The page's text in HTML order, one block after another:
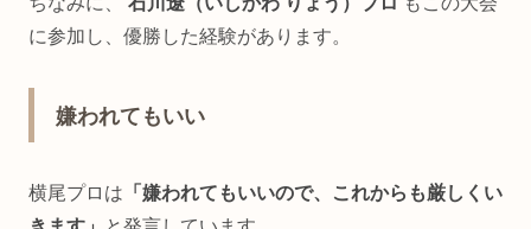
に参加し、優勝した経験があります。
嫌われてもいい
横尾プロは 「嫌われてもいいので、これからも厳しくい